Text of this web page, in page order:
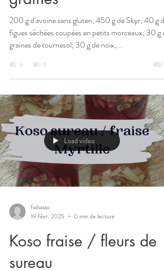
200 g d'avoine sans gluten, 450 g de Skyr, 40 g de
figues séchées coupées en petits morceaux, 30 g de
graines de tournesol, 30 g de noix,...
Load video
fsdsasso
19 févr. 2025
0 min de lecture
Koso fraise / fleurs de
sureau